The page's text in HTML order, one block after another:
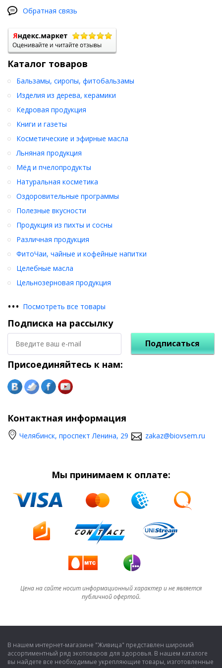
лопуха, свёклы, амаранта, кипрея, моркови.
Купитьпрямо сейчасЭликсир "Для печени», масло льняное
(200 мл.)с доставкой по всей России !
Обратная связь
Каталог товаров
Бальзамы, сиропы, фитобальзамы
Изделия из дерева, керамики
Кедровая продукция
Книги и газеты
Косметические и эфирные масла
Льняная продукция
Мёд и пчелопродукты
Натуральная косметика
Оздоровительные программы
Полезные вкусности
Продукция из пихты и сосны
Различная продукция
ФитоЧаи, чайные и кофейные напитки
Целебные масла
Цельнозерновая продукция
••• Посмотреть все товары
Подписка на рассылку
Подписаться
Присоединяйтесь к нам:
Контактная информация
Челябинск, проспект Ленина, 29 zakaz@biovsem.ru
Мы принимаем к оплате:
Цена на сайте носит информационный характер и не является
публичной офертой.
В нашем интернет-магазине "Живица" представлен широкий
ассортиментный ряд экотоваров для здоровья. В нашем каталоге
вы найдете все необходимые укрепляющие товары, изготовленные